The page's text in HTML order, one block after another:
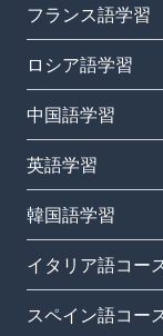
フランス語学習
ロシア語学習
中国語学習
英語学習
韓国語学習
イタリア語コー
スペイン語コー